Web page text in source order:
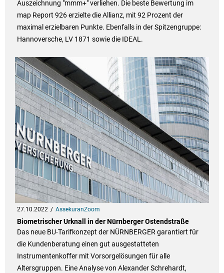
Auszeichnung "mmm+" verliehen. Die beste Bewertung im
map Report 926 erzielte die Allianz, mit 92 Prozent der
maximal erzielbaren Punkte. Ebenfalls in der Spitzengruppe:
Hannoversche, LV 1871 sowie die IDEAL.
27.10.2022 AssekuranZoom
Biometrischer Urknall in der Nürnberger Ostendstraße
Das neue BU-Tarifkonzept der NÜRNBERGER garantiert für
die Kundenberatung einen gut ausgestatteten
Instrumentenkoffer mit Vorsorgelösungen für alle
Altersgruppen. Eine Analyse von Alexander Schrehardt,